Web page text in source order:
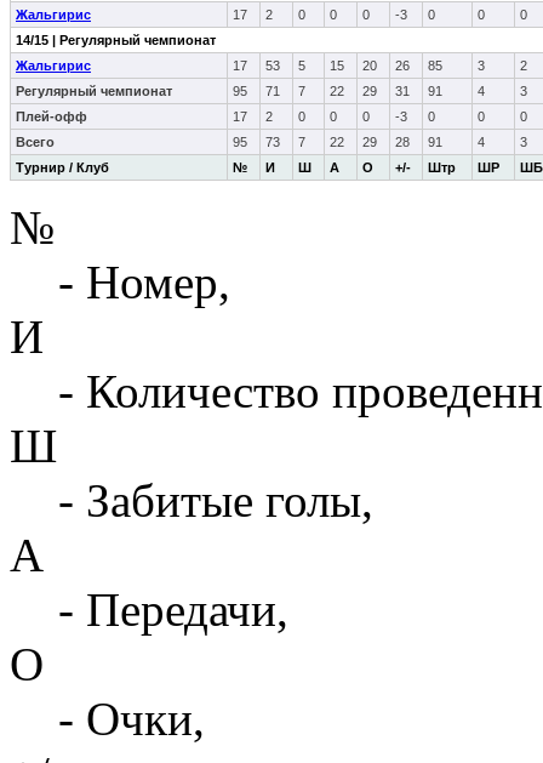
Турнир / Клуб № И Ш А О +/- Штр ШР ШБ
Жальгирис
17 2 0 0 0 -3 0 0
0
14/15 | Регулярный чемпионат
Жальгирис
17 53 5 15 20 26 85 3
2
Регулярный чемпионат
95 71 7 22 29 31 91 4
3
Плей-офф
17 2 0 0 0 -3 0 0
0
Всего
95 73 7 22 29 28 91 4 3
№
- Номер,
И
- Количество
Ш
- Забитые голы,
А
- Передачи,
О
- Очки,